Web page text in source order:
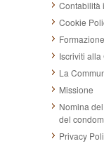
Contabilità
Cookie
Iscriviti
La
Missione
Nomina
del
Privacy